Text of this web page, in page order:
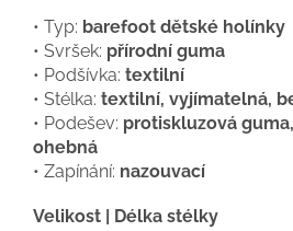
• Typ: barefoot dětské holínky
• Svršek: přírodní guma
• Podšívka: textilní
• Stélka: textilní, vyjímatelná,
• Podešev: protiskluzová
ohebná
• Zapínání: nazouvací
Velikost | Délka stélky